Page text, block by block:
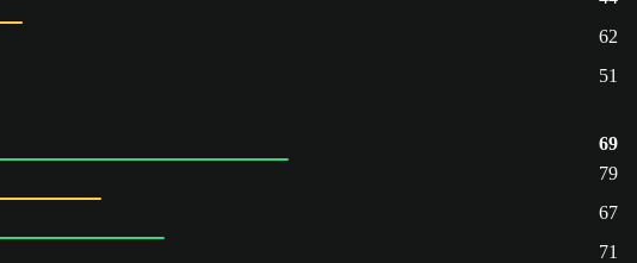
62
51
69
79
67
71